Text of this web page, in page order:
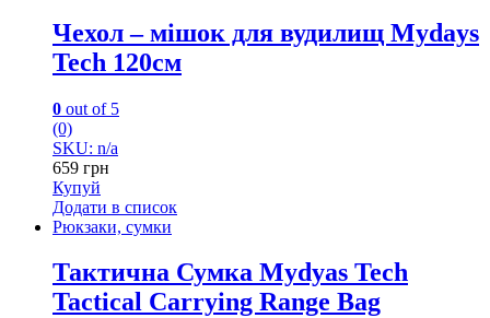
Чехол – мішок для вудилищ Mydays
Tech 120см
0 out of 5
(0)
SKU: n/a
659 грн
Купуй
Додати в список
Рюкзаки, сумки
Тактична Сумка Mydyas Tech
Tactical Carrying Range Bag